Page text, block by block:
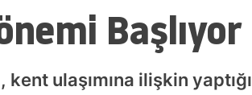
Başlıyor
ulaşımına ilişkin yaptığı